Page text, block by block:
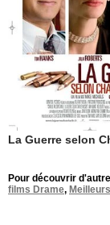
Pour découvrir
films Drame,